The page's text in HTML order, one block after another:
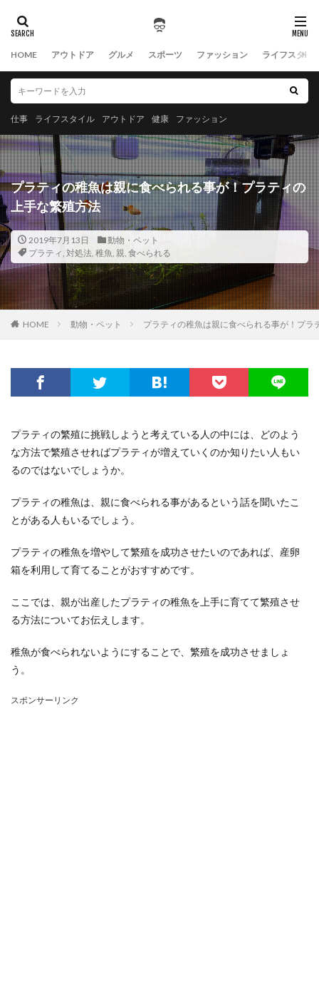
HOME アウトドア グルメ スポーツ ファッション ライフスタイ
仕事 ライフスタイル アウトドア 健康 ファッション
プラティの稚魚は親に食べられる事が！プラティの
上手な繁殖方法
2019年7月13日
動物・ペット
プラティ, 対処法, 稚魚, 親, 食べられる
HOME 動物・ペット プラティの稚魚は親に食べられる事が！プラ
プラティの繁殖に挑戦しようと考えている人の中には、どのよう
な方法で繁殖させればプラティが増えていくのか知りたい人もい
るのではないでしょうか。
プラティの稚魚は、親に食べられる事があるという話を聞いたこ
とがある人もいるでしょう。
プラティの稚魚を増やして繁殖を成功させたいのであれば、産卵
箱を利用して育てることがおすすめです。
ここでは、親が出産したプラティの稚魚を上手に育てて繁殖させ
る方法についてお伝えします。
稚魚が食べられないようにすることで、繁殖を成功させましょ
う。
スポンサーリンク